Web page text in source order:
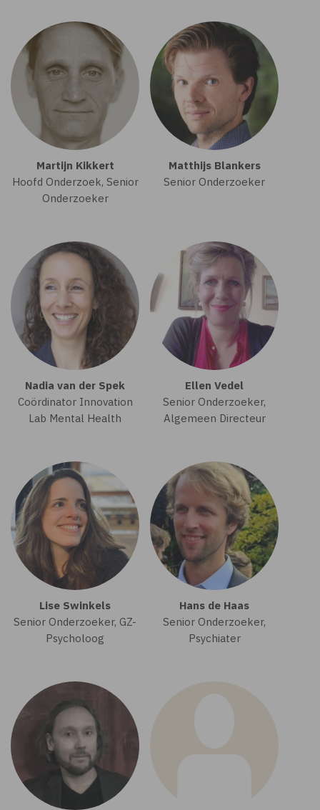
Martijn Kikkert
Hoofd Onderzoek, Senior
Onderzoeker
Matthijs Blankers
Senior Onderzoeker
Nadia van der Spek
Coördinator Innovation
Lab Mental Health
Ellen Vedel
Senior Onderzoeker,
Algemeen Directeur
Lise Swinkels
Senior Onderzoeker, GZ-
Psycholoog
Hans de Haas
Senior Onderzoeker,
Psychiater